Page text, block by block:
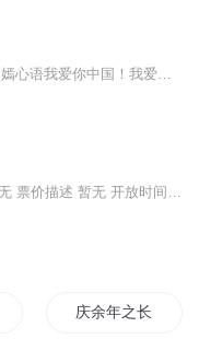
庆余年之长歌行